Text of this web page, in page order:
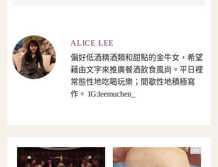
ALICE LEE
偏好低酒精酒類和甜點的金牛女，希望
藉由文字來推廣餐酒飲食風尚。平日裡
常態性地吃喝玩樂；間歇性地積極寫
作。 IG:leemuchen_
PR